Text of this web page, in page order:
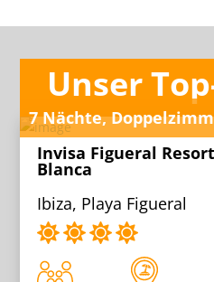
Unser
7 Nächte,
Invisa Figueral
Blanca
Ibiza, Playa Figueral